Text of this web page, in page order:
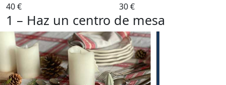
40 € 30 €
1 – Haz un centro de mesa